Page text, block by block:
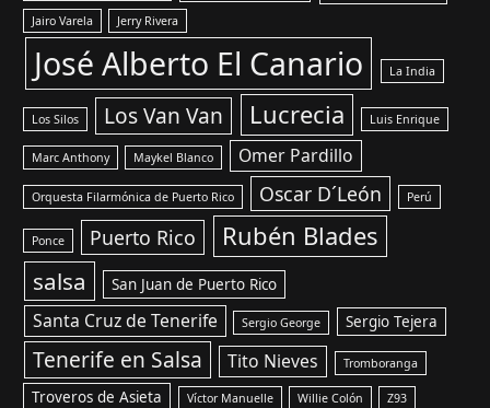
Jairo Varela Jerry Rivera
José Alberto El Canario La India
Los Silos Los Van Van Lucrecia Luis Enrique
Marc Anthony Maykel Blanco Omer Pardillo
Orquesta Filarmónica de Puerto Rico Oscar D´León Perú
Ponce Puerto Rico Rubén Blades
salsa San Juan de Puerto Rico
Santa Cruz de Tenerife Sergio George Sergio Tejera
Tenerife en Salsa Tito Nieves Tromboranga
Troveros de Asieta Víctor Manuelle Willie Colón Z93